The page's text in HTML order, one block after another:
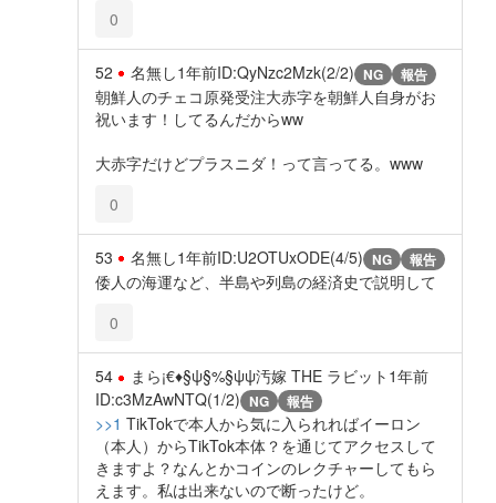
0
52 名無し1年前ID:QyNzc2Mzk(2/2) NG 報告
朝鮮人のチェコ原発受注大赤字を朝鮮人自身がお
祝います！してるんだからww
大赤字だけどプラスニダ！って言ってる。www
0
53 名無し1年前ID:U2OTUxODE(4/5) NG 報告
倭人の海運など、半島や列島の経済史で説明して
0
54 まら¡€♦§ψ§%§ψψ汚嫁 THE ラビット 1年前
ID:c3MzAwNTQ(1/2) NG 報告
>>1 TikTokで本人から気に入られればイーロン
（本人）からTikTok本体？を通じてアクセスして
きますよ？なんとかコインのレクチャーしてもら
えます。私は出来ないので断ったけど。